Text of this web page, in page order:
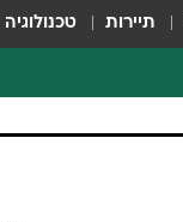
תיירות טכנולוגיה